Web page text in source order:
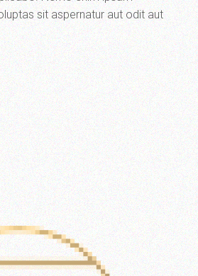
sit aspernatur aut odit aut